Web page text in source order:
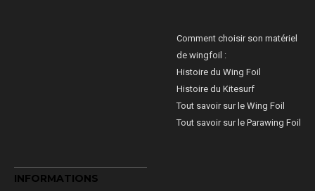
Comment choisir son matériel
de wingfoil :
Histoire du Wing Foil
Histoire du Kitesurf
Tout savoir sur le Wing Foil
Tout savoir sur le Parawing Foil
INFORMATIONS